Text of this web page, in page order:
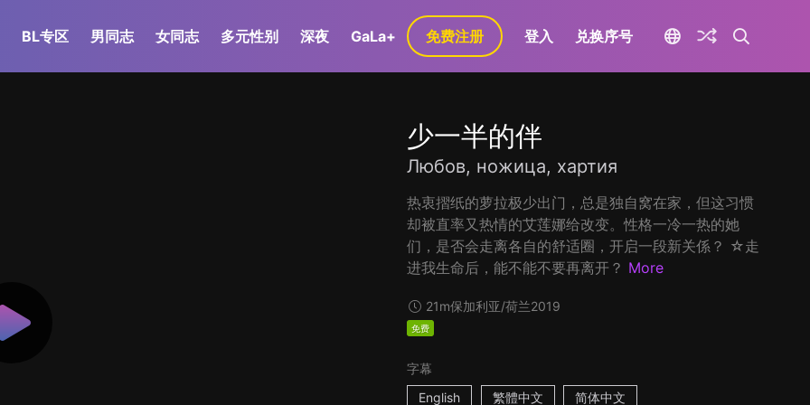
BL专区 男同志 女同志 多元性别 深夜 GaLa+ 免费注册 登入 兑换序号
少一半的伴
Любов, ножица, хартия
热衷摺纸的萝拉极少出门，总是独自窝在家，但这习惯
却被直率又热情的艾莲娜给改变。性格一冷一热的她
们，是否会走离各自的舒适圈，开启一段新关係？ ☆走
进我生命后，能不能不要再离开？ More
21m保加利亚/荷兰2019
免费
字幕
English
繁體中文 简体中文